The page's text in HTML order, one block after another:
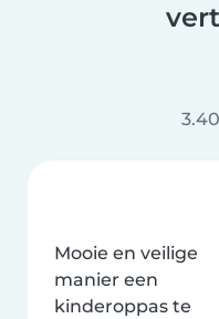
Mooie en veilige
manier een
kinderoppas te